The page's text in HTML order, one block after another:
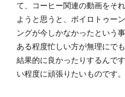
て、コーヒー関連の動画をそ
ようと思うと、ボイロトゥー
ングが今しかなかったという
ある程度忙しい方が無理にで
結果的に良かったりするんで
い程度に頑張りたいものです。